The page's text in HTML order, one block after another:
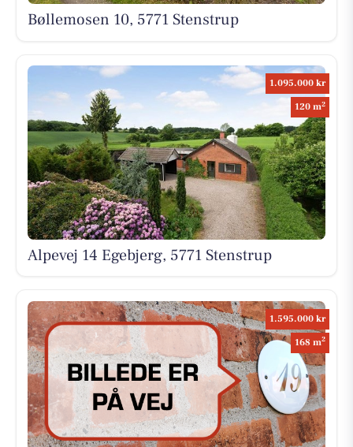
Bøllemosen 10, 5771 Stenstrup
1.095.000 kr
120 m2
Alpevej 14 Egebjerg, 5771 Stenstrup
1.595.000 kr
168 m2